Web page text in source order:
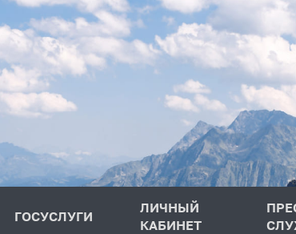
ГОСУСЛУГИ
ЛИЧНЫЙ
КАБИНЕТ